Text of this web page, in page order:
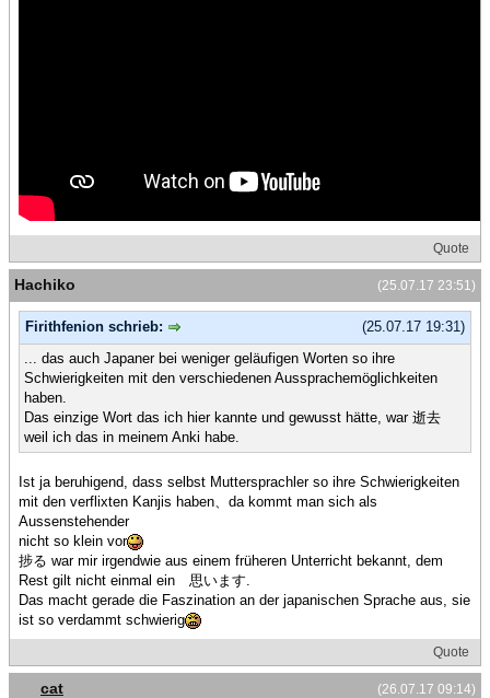
Quote
(25.07.17 23:51)
Hachiko
(25.07.17 19:31)
Firithfenion schrieb:
... das auch Japaner bei weniger geläufigen Worten so ihre
Schwierigkeiten mit den verschiedenen Aussprachemöglichkeiten
haben.
Das einzige Wort das ich hier kannte und gewusst hätte, war 逝去
weil ich das in meinem Anki habe.
Ist ja beruhigend, dass selbst Muttersprachler so ihre Schwierigkeiten
mit den verflixten Kanjis haben、da kommt man sich als
Aussenstehender
nicht so klein vor
捗る war mir irgendwie aus einem früheren Unterricht bekannt, dem
Rest gilt nicht einmal ein 思います.
Das macht gerade die Faszination an der japanischen Sprache aus, sie
ist so verdammt schwierig
Quote
(26.07.17 09:14)
cat